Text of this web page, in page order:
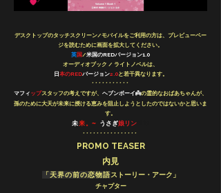
デスクトップのタッチスクリーン/モバイルをご利用の方は、プレビューペー
ジを読むために画面を拡大してください。
英国/米国のREDバージョン1.0
オーディオブック / ライトノベルは、
日本のREDバージョン2.0と若干異なります。
* * * * * * * * * * *
マフィ ップスタッフの考えですが、 ヘブンボーイ👼の霊的なおばあちゃんが、
孫のために大天が未来に授ける恵みを阻止しようとしたのではないかと思いま
す。
未来。~ うさぎ娘リン
​* * * * * * * * * * * * * * * *
PROMO TEASER
内見
「天界の前の恋物語ストーリー・アーク」
チャプター